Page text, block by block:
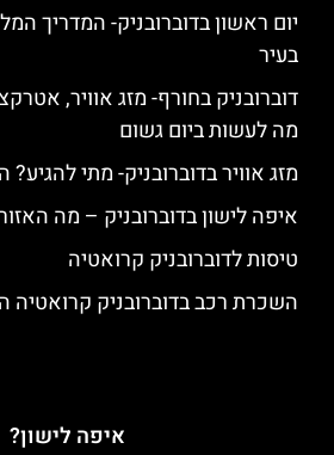
יום ראשון בדוברובניק- המדריך
בעיר
דוברובניק בחורף- מזג אוויר,
מה לעשות ביום גשום
מזג אוויר בדוברובניק- מתי
איפה לישון בדוברובניק – מה
טיסות לדוברובניק קרואטיה
השכרת רכב בדוברובניק קרואטיה
איפה לישון?